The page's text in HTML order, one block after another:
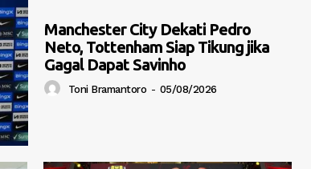
Manchester City Dekati Pedro
Neto, Tottenham Siap Tikung jika
Gagal Dapat Savinho
Toni Bramantoro - 05/08/2026